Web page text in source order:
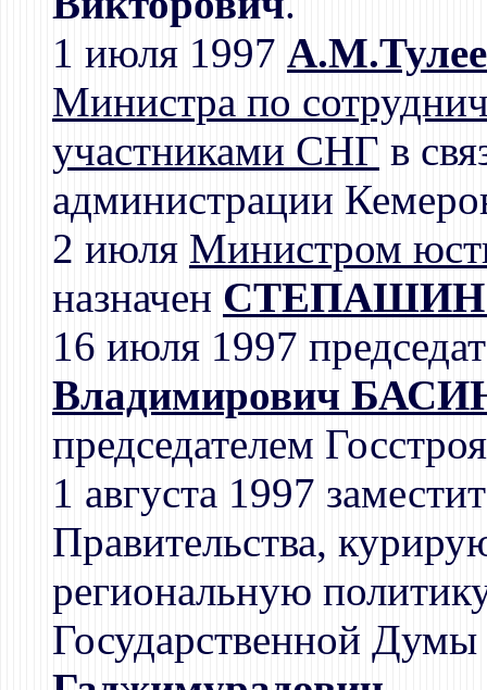
1 июля 1997
Министра по
участниками СНГ в
администрации
2 июля Министром
назначен СТЕПАШИН
16 июля 1997
Владимирович
председателем
1 августа 1997
Правительства,
региональную
Государственной Думы